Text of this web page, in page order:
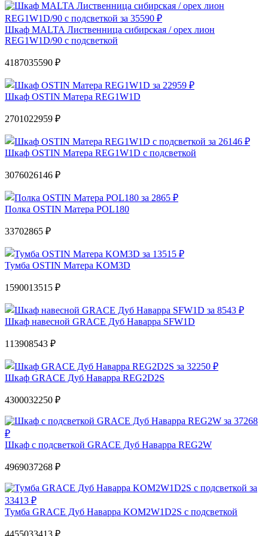
Шкаф MALTA Лиственница сибирская / орех лион
REG1W1D/90 с подсветкой
4187035590 ₽
Шкаф OSTIN Матера REG1W1D
2701022959 ₽
Шкаф OSTIN Матера REG1W1D с подсветкой
3076026146 ₽
Полка OSTIN Матера POL180
33702865 ₽
Тумба OSTIN Матера KOM3D
1590013515 ₽
Шкаф навесной GRACE Дуб Наварра SFW1D
113908543 ₽
Шкаф GRACE Дуб Наварра REG2D2S
4300032250 ₽
Шкаф с подсветкой GRACE Дуб Наварра REG2W
4969037268 ₽
Тумба GRACE Дуб Наварра KOM2W1D2S с подсветкой
4455033413 ₽